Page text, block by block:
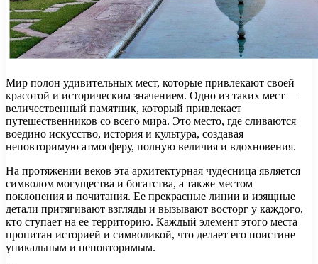
Мир полон удивительных мест, которые привлекают своей
красотой и историческим значением. Одно из таких мест —
величественный памятник, который привлекает
путешественников со всего мира. Это место, где сливаются
воедино искусство, история и культура, создавая
неповторимую атмосферу, полную величия и вдохновения.
На протяжении веков эта архитектурная чудесница является
символом могущества и богатства, а также местом
поклонения и почитания. Ее прекрасные линии и изящные
детали притягивают взгляды и вызывают восторг у каждого,
кто ступает на ее территорию. Каждый элемент этого места
пропитан историей и символикой, что делает его поистине
уникальным и неповторимым.